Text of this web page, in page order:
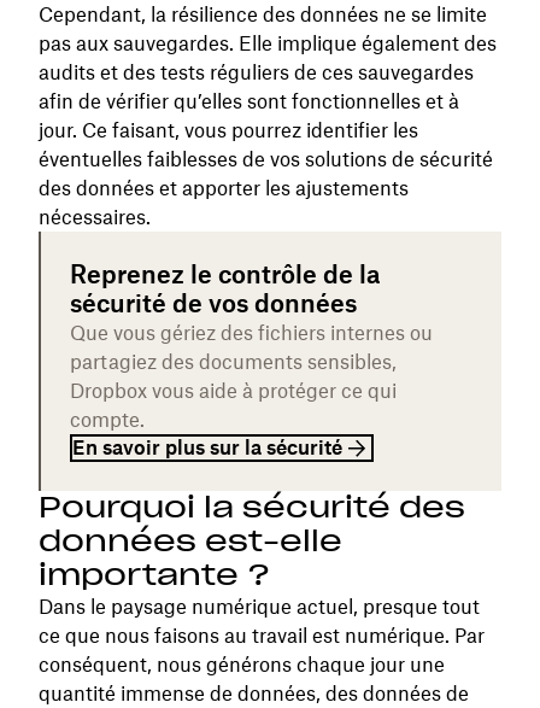
Cependant, la résilience des données ne se limite
pas aux sauvegardes. Elle implique également des
audits et des tests réguliers de ces sauvegardes
afin de vérifier qu’elles sont fonctionnelles et à
jour. Ce faisant, vous pourrez identifier les
éventuelles faiblesses de vos solutions de sécurité
des données et apporter les ajustements
nécessaires.
Reprenez le contrôle de la
sécurité de vos données
Que vous gériez des fichiers internes ou
partagiez des documents sensibles,
Dropbox vous aide à protéger ce qui
compte.
En savoir plus sur la sécurité
Pourquoi la sécurité des
données est-elle
importante ?
Dans le paysage numérique actuel, presque tout
ce que nous faisons au travail est numérique. Par
conséquent, nous générons chaque jour une
quantité immense de données, des données de